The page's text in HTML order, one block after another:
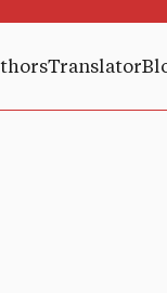
Translator